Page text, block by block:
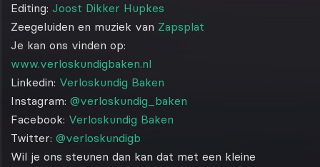
Editing: Joost Dikker Hupkes
Zeegeluiden en muziek van Zapsplat
Je kan ons vinden op:
www.verloskundigbaken.nl
Linkedin: Verloskundig Baken
Instagram: @verloskundig_baken
Facebook: Verloskundig Baken
Twitter: @verloskundigb
Wil je ons steunen dan kan dat met een kleine